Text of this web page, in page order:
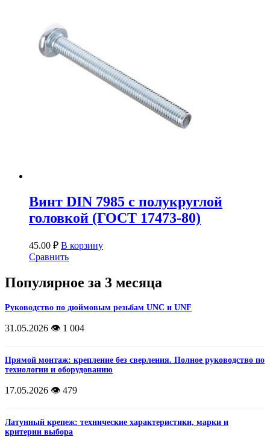
Винт DIN 7985 с полукруглой
головкой (ГОСТ 17473-80)
45.00 ₽ В корзину
Сравнить
Популярное за 3 месяца
Руководство по дюймовым резьбам UNC и UNF
31.05.2026 👁️ 1 004
Прямой монтаж: крепление без сверления. Полное руководство по
технологии и оборудованию
17.05.2026 👁️ 479
Латунный крепеж: технические характеристики, марки и
критерии выбора